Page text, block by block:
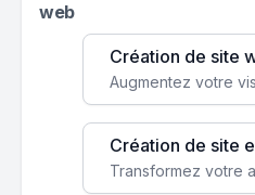
web
Création de site
Création de site